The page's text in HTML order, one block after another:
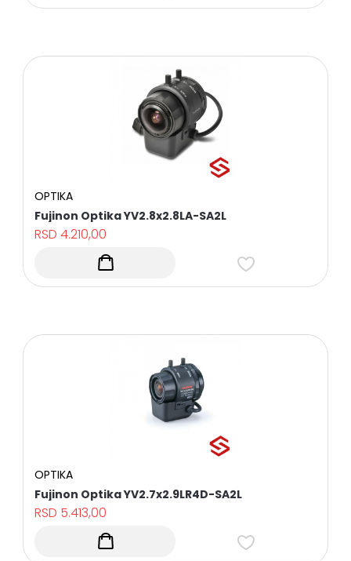
Brendovi
Popularni
proizvodi
OPTIKA
Fujinon Optika YV2.8x2.8LA-SA2L
RSD4.210,00
OPTIKA
Fujinon Optika YV2.7x2.9LR4D-SA2L
RSD 5.413,00